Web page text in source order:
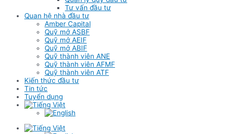
Tư vấn đầu tư
Quan hệ nhà đầu tư
Amber Capital
Quỹ mở ASBF
Quỹ mở AEIF
Quỹ mở ABIF
Quỹ thành viên ANE
Quỹ thành viên AFMF
Quỹ thành viên ATF
Kiến thức đầu tư
Tin tức
Tuyển dụng